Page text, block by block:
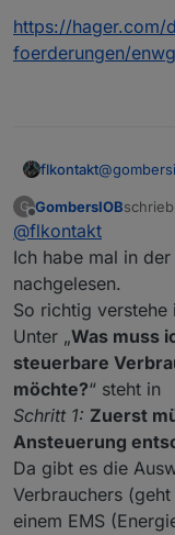
https://hager.com/
foerderungen/
flkontakt@
nicht
eine
geht auf
durch
ein
einsetzen.
2024 in
Man
https://
G
Offline
GombersIOB
zuletzt
@flkontakt
Ich habe mal in der
nachgelesen.
So richtig verstehe
Unter „Was muss
steuerbare
möchte?“ steht in
Schritt 1: Zuerst
Ansteuerung
Da gibt es die
Verbrauchers
einem EMS